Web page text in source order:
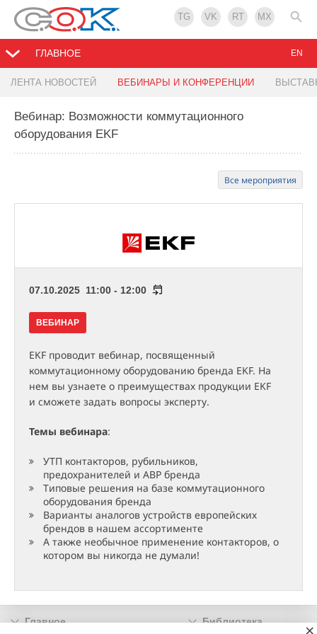
TG VK RT MX
ГЛАВНОЕ
ЛЕНТА НОВОСТЕЙ ВЕБИНАРЫ И КОНФЕРЕНЦИИ
EN
Вебинар: Возможности коммутационного
оборудования EKF
Все мероприятия
07.10.2025 11:00 - 12:00
ВЕБИНАР
EKF проводит вебинар, посвященный
коммутационному оборудованию бренда EKF. На
нем вы узнаете о преимуществах продукции EKF
и сможете задать вопросы эксперту.
Темы вебинара:
УТП контакторов, рубильников,
предохранителей и АВР бренда
Типовые решения на базе коммутационного
оборудования бренда
Варианты аналогов устройств европейских
брендов в нашем ассортименте
А также необычное применение контакторов, о
котором вы никогда не думали!
Главное Библиотека